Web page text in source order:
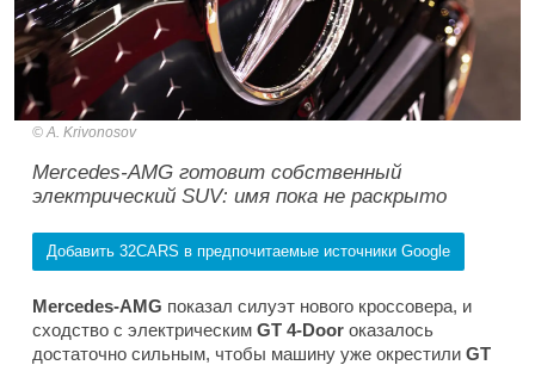
A. Krivonosov
Mercedes-AMG готовит собственный
электрический SUV: имя пока не раскрыто
Добавить 32CARS в предпочитаемые источники Google
Mercedes-AMG показал силуэт нового кроссовера, и
сходство с электрическим GT 4-Door оказалось
достаточно сильным, чтобы машину уже окрестили GT